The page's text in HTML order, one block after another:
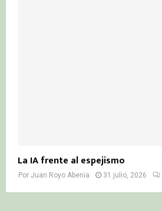
La IA frente al espejismo
Por Juan Royo Abenia 31 julio, 2026